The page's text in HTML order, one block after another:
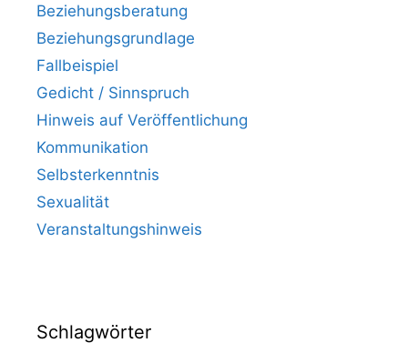
Beziehungsberatung
Beziehungsgrundlage
Fallbeispiel
Gedicht / Sinnspruch
Hinweis auf Veröffentlichung
Kommunikation
Selbsterkenntnis
Sexualität
Veranstaltungshinweis
Schlagwörter